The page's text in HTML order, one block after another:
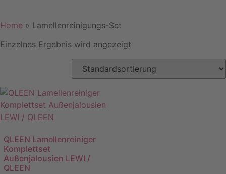
Home » Lamellenreinigungs-Set
Einzelnes Ergebnis wird angezeigt
QLEEN Lamellenreiniger
Komplettset
Außenjalousien LEWI /
QLEEN